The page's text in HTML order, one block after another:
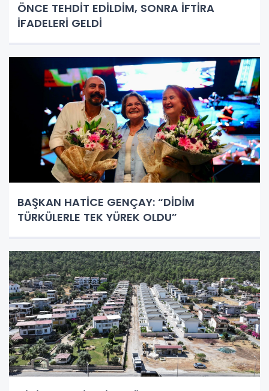
ÖNCE TEHDİT EDİLDİM, SONRA İFTİRA
İFADELERİ GELDİ
BAŞKAN HATİCE GENÇAY: “DİDİM
TÜRKÜLERLE TEK YÜREK OLDU”